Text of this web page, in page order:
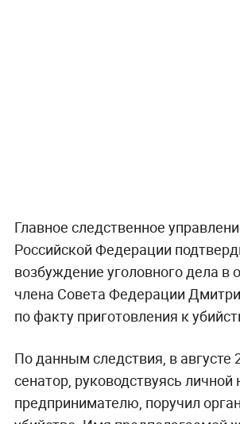
Главное следственное
Российской Федерации
возбуждение уголовного дела в
члена Совета Федерации
по факту приготовления к
По данным следствия, в августе
сенатор, руководствуясь
предпринимателю, поручил